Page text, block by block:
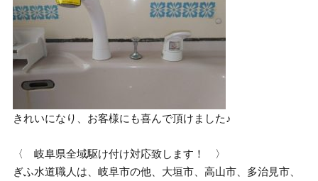
きれいになり、お客様にも喜んで頂けました♪
〈 岐阜県全域駆け付け対応致します！ 〉
ぎふ水道職人は、岐阜市の他、大垣市、高山市、多治見市、